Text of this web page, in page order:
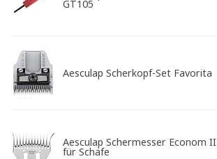
GT105
Aesculap Scherkopf-Set Favorita
Aesculap Schermesser Econom II
für Schafe